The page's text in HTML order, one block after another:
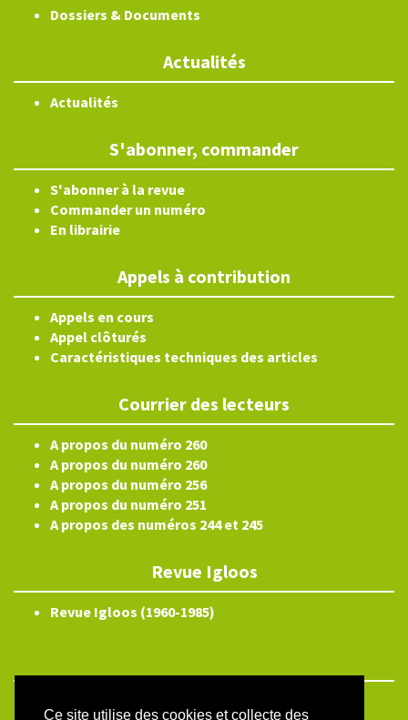
Ce site utilise des cookies et collecte des
Dossiers & Documents
Actualités
Actualités
S'abonner, commander
S'abonner à la revue
Commander un numéro
En librairie
Appels à contribution
Appels en cours
Appel clôturés
Caractéristiques techniques des articles
Courrier des lecteurs
A propos du numéro 260
A propos du numéro 260
A propos du numéro 256
A propos du numéro 251
A propos des numéros 244 et 245
Revue Igloos
Revue Igloos (1960-1985)
ISSN électronique 2804-3359